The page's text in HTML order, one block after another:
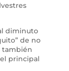
diminuto
de no
también
principal